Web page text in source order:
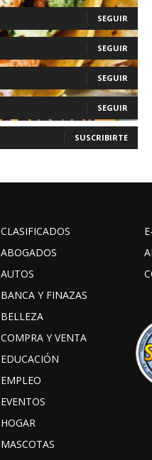
SEGUIR
SEGUIR
SEGUIR
SEGUIR
SUSCRIBIRTE
CLASIFICADOS
ABOGADOS
AUTOS
BANCA Y FINAZAS
BELLEZA
COMPRA Y VENTA
EDUCACIÓN
EMPLEO
EVENTOS
HOGAR
MASCOTAS